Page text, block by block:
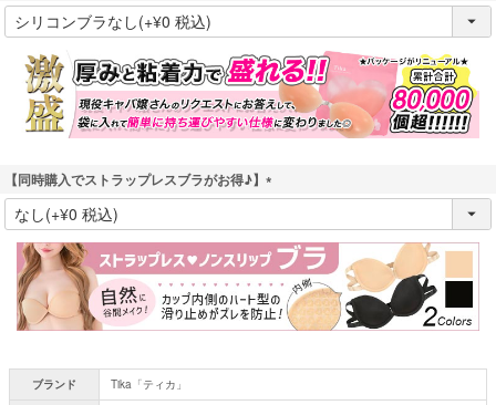
(
必
須
)
【同時購入でストラップレスブラがお得♪】
(
必
須
)
ブランド
Tika「ティカ」